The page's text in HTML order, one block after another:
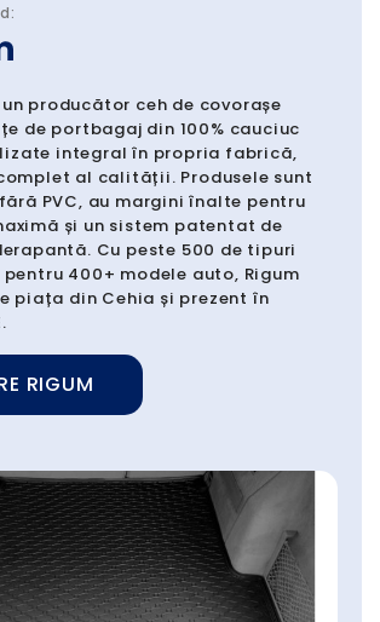
producător ceh de covorașe
de portbagaj din 100% cauciuc
integral în propria fabrică,
al calității. Produsele sunt
PVC, au margini înalte pentru
și un sistem patentat de
Cu peste 500 de tipuri
400+ modele auto, Rigum
piața din Cehia și prezent în
RIGUM